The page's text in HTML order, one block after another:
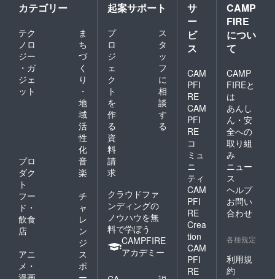
カテゴリー
テク
ノロ
ジー
・ガ
ジェ
ット
ま
ち
づ
く
り
・
地
域
活
性
化
プロ
ダク
ト
音
楽
フー
ド・
飲食
店
チ
ャ
レ
ン
ジ
アニ
メ・
ス
ポ
起案サポート
プ
ロ
ジ
ェ
ク
ト
を
作
る
ス
タ
ッ
フ
に
相
談
す
る
資
料
請
求
クラウドファ
ンディングの
ノウハウを無
料で学ぼう
CAMPFIRE
アカデミー
サ
ー
ビ
ス
CAM
PFI
RE
CAM
PFI
RE
コ
ミュ
ニ
ティ
CAM
PFI
RE
Crea
tion
CAM
PFI
RE
CAMP
FIRE
につい
て
CAMP
FIREと
は
あんし
ん・安
全への
取り組
み
ニュー
ス
ヘルプ
お問い
合わせ
各種規定
利用規
約